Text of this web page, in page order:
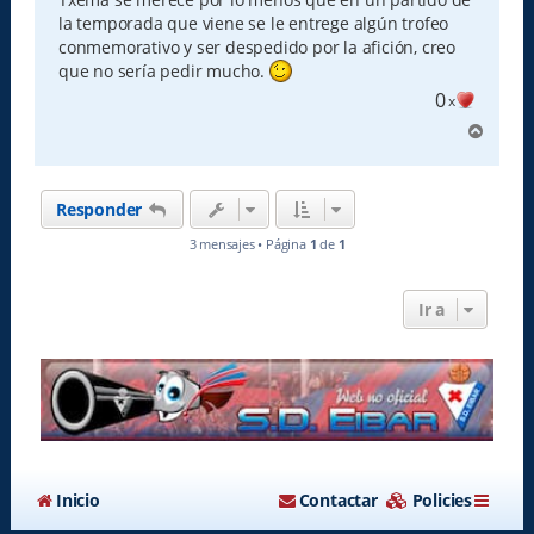
a
e
la temporada que viene se le entrege algún trofeo
conmemorativo y ser despedido por la afición, creo
que no sería pedir mucho.
0x
r
Responder
3 mensajes • Página 1 de 1
Ir a
Inicio Policies
Contactar